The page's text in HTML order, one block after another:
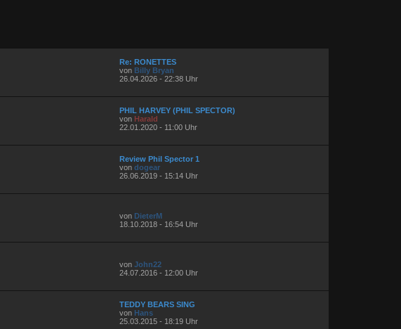
Re: RONETTES
von Billy Bryan
26.04.2026 - 22:38 Uhr
PHIL HARVEY (PHIL SPECTOR)
von Harald
22.01.2020 - 11:00 Uhr
Review Phil Spector 1
von dogear
26.06.2019 - 15:14 Uhr
von DieterM
18.10.2018 - 16:54 Uhr
von John22
24.07.2016 - 12:00 Uhr
TEDDY BEARS SING
von Hans
25.03.2015 - 18:19 Uhr